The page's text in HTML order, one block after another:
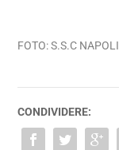
FOTO: S.S.C NAPOLI
CONDIVIDERE: